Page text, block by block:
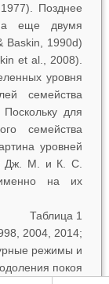
Позднее
еще двумя
Baskin, 1990d)
et al., 2008).
уровня
семейства
для
семейства
уровней
Дж. М. и К. С.
на их
Таблица 1
2004, 2014;
режимы и
покоя